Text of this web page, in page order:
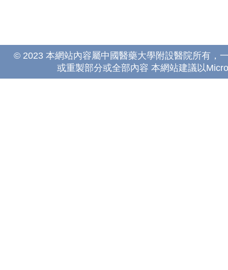
© 2023 本網站內容屬中國醫藥大學附設醫院所有，
或重製部分或全部內容 本網站建議以